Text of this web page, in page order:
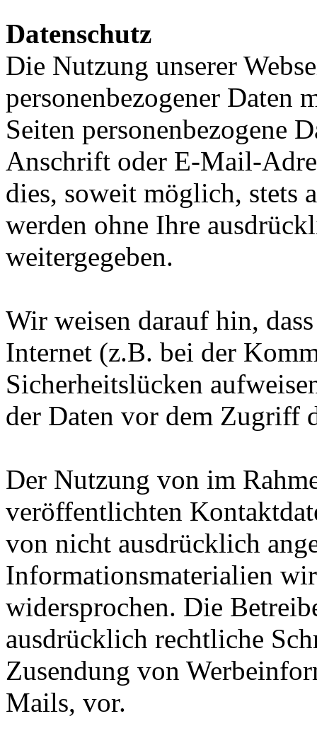
Datenschutz
Die Nutzung unserer
personenbezogener Daten
Seiten personenbezogene
Anschrift oder E-Mail-
dies, soweit möglich, stets
werden ohne Ihre
weitergegeben.
Wir weisen darauf hin,
Internet (z.B. bei der
Sicherheitslücken
der Daten vor dem Zugriff
Der Nutzung von im
veröffentlichten
von nicht ausdrücklich
Informationsmaterialien
widersprochen. Die
ausdrücklich rechtliche
Zusendung von
Mails, vor.